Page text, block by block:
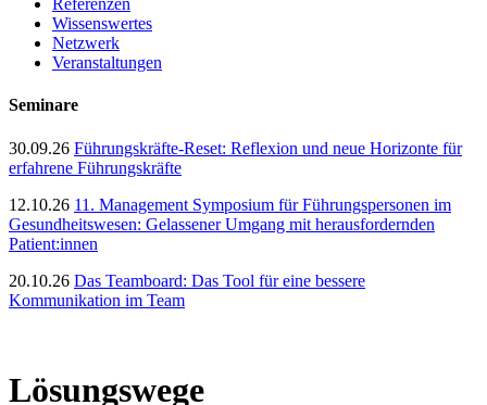
Referenzen
Wissenswertes
Netzwerk
Veranstaltungen
Seminare
30.09.26 Führungskräfte-Reset: Reflexion und neue Horizonte für
erfahrene Führungskräfte
12.10.26 11. Management Symposium für Führungspersonen im
Gesundheitswesen: Gelassener Umgang mit herausfordernden
Patient:innen
20.10.26 Das Teamboard: Das Tool für eine bessere
Kommunikation im Team
Lösungswege